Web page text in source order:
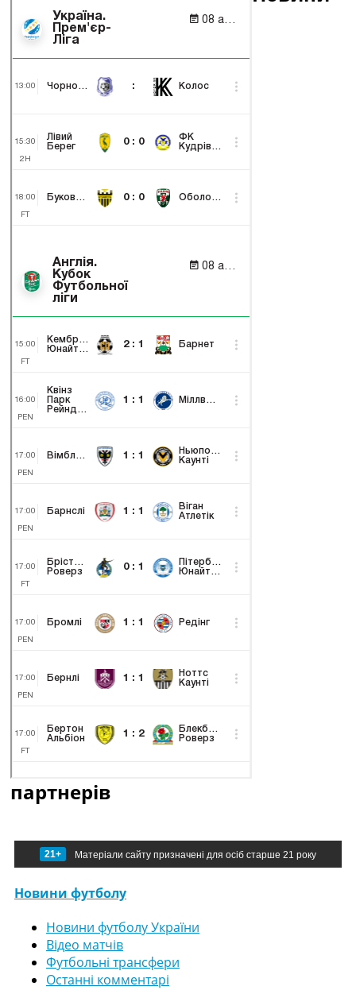
партнерів
21+ Матеріали сайту призначені для осіб старше 21 року
Новини футболу
Новини футболу України
Відео матчів
Футбольні трансфери
Останні комментарі